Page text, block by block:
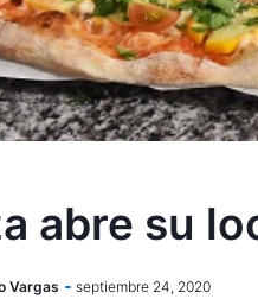
abre su
Vargas septiembre 24, 2020